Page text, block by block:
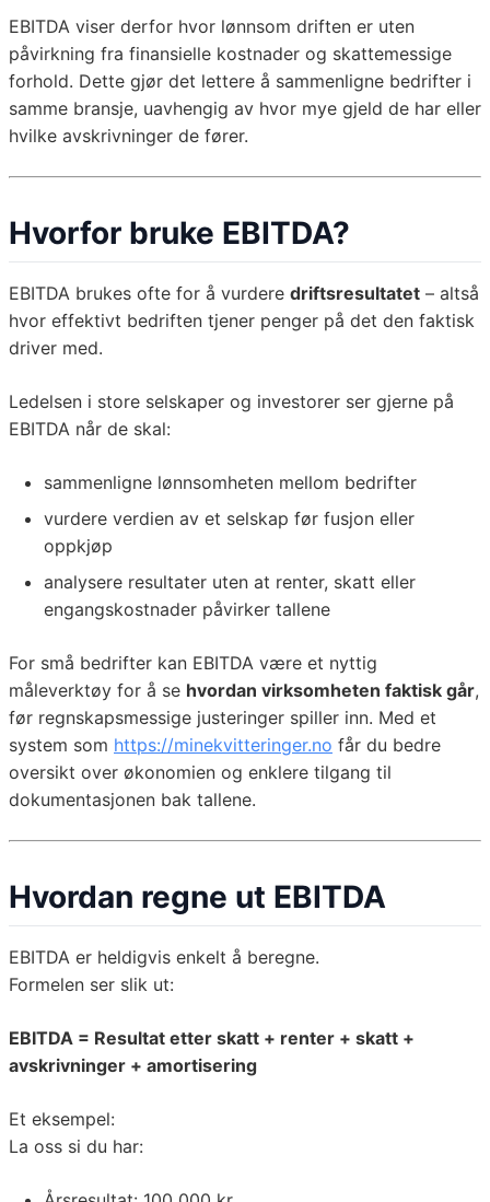
EBITDA viser derfor hvor lønnsom driften er uten
påvirkning fra finansielle kostnader og skattemessige
forhold. Dette gjør det lettere å sammenligne bedrifter i
samme bransje, uavhengig av hvor mye gjeld de har eller
hvilke avskrivninger de fører.
Hvorfor bruke EBITDA?
EBITDA brukes ofte for å vurdere driftsresultatet – altså
hvor effektivt bedriften tjener penger på det den faktisk
driver med.
Ledelsen i store selskaper og investorer ser gjerne på
EBITDA når de skal:
sammenligne lønnsomheten mellom bedrifter
vurdere verdien av et selskap før fusjon eller
oppkjøp
analysere resultater uten at renter, skatt eller
engangskostnader påvirker tallene
For små bedrifter kan EBITDA være et nyttig
måleverktøy for å se hvordan virksomheten faktisk går,
før regnskapsmessige justeringer spiller inn. Med et
system som https://minekvitteringer.no får du bedre
oversikt over økonomien og enklere tilgang til
dokumentasjonen bak tallene.
Hvordan regne ut EBITDA
EBITDA er heldigvis enkelt å beregne.
Formelen ser slik ut:
EBITDA = Resultat etter skatt + renter + skatt +
avskrivninger + amortisering
Et eksempel:
La oss si du har: